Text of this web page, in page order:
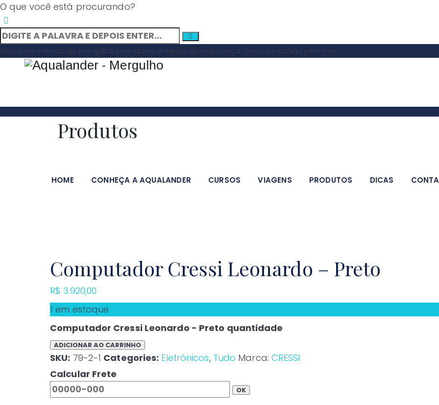
O que você está procurando?
Viva a experiência do mergulho com quem entende de segurança, técnica e paixão pelo mar.
HOME CONHEÇA A AQUALANDER CURSOS VIAGENS PRODUTOS DICAS
Produtos
Computador Cressi Leonardo – Preto
R$ 3.920,00
1 em estoque
Computador Cressi Leonardo - Preto quantidade
ADICIONAR AO CARRINHO
SKU: 79-2-1 Categories: Eletrônicos, Tudo Marca: CRESSI
Calcular Frete
OK